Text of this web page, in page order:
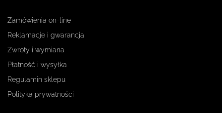
Zamówienia on-line
Reklamacje i gwarancja
Zwroty i wymiana
Płatność i wysyłka
Regulamin sklepu
Polityka prywatności